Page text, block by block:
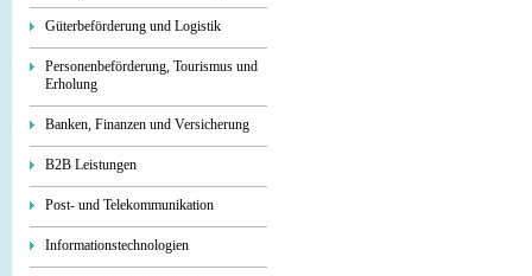
Güterbeförderung und Logistik
Personenbeförderung, Tourismus und
Erholung
Banken, Finanzen und Versicherung
B2B Leistungen
Post- und Telekommunikation
Informationstechnologien